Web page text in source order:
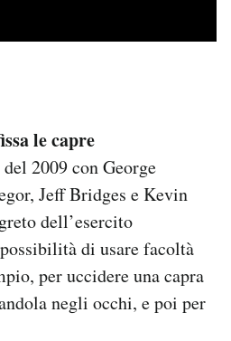
le capre
2009 con George
Jeff Bridges e Kevin
dell’esercito
di usare facoltà
per uccidere una capra
negli occhi, e poi per